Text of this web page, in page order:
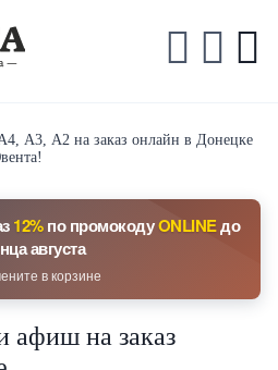
А3, А2 на заказ онлайн в Донецке
12%по промокодуONLINEдо
августа
в корзине
афиш на заказ